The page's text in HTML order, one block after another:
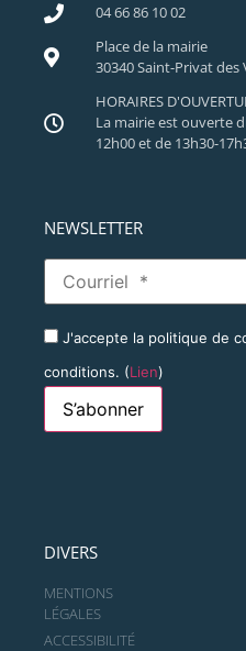
04 66 86 10 02
Place de la mairie
30340 Saint-Privat des
HORAIRES
La mairie est ouverte
12h00 et de 13h30-
NEWSLETTER
J'accepte la politique de
conditions. (Lien)
DIVERS
MENTIONS
LÉGALES
ACCESSIBILITÉ